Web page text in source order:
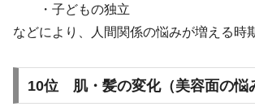
・子どもの独立
などにより、人間関係の悩みが増える時
10位 肌・髪の変化（美容面の悩